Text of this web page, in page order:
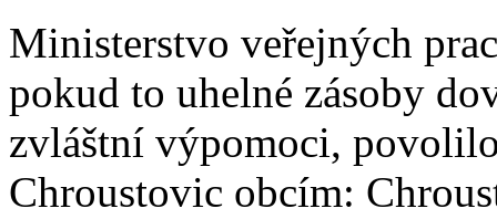
Ministerstvo veřejných
pokud to uhelné zásoby
zvláštní výpomoci,
Chroustovic obcím: